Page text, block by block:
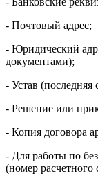
- Почтовый адрес;
- Юридический
документами);
- Устав (последняя
- Решение или
- Копия договора
- Для работы по
(номер